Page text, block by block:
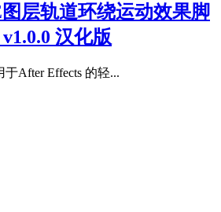
图层轨道环绕运动效果脚
汉化版
After Effects 的轻...